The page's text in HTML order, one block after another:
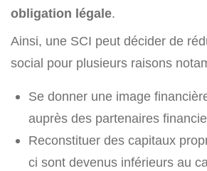
obligation légale.
Ainsi, une SCI peut décider de
social pour plusieurs raisons
Se donner une image
auprès des partenaires
Reconstituer des capitaux
ci sont devenus inférieurs au